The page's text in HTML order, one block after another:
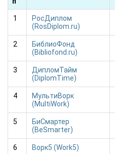
1
РосДиплом
(RosDiplom.ru)
2
БиблиоФонд
(Bibliofond.ru)
3
ДипломТайм
(DiplomTime)
4
МультиВорк
(MultiWork)
5
БиСмартер
(BeSmarter)
6 Ворк5 (Work5)